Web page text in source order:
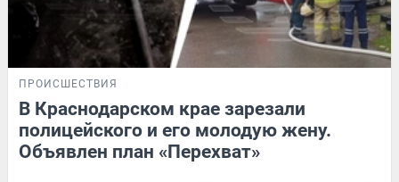
ПРОИСШЕСТВИЯ
В Краснодарском крае зарезали
полицейского и его молодую жену.
Объявлен план «Перехват»